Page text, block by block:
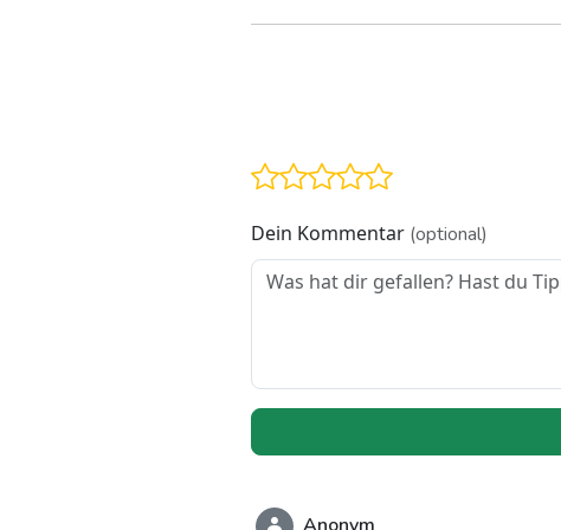
Dein Kommentar (optional)